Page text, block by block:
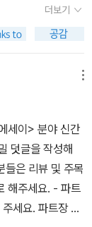
하기도 했는데,
다.' 시인은 '낙
란 인간에게는
얼마나 더 있단
러나 언제부턴
주마등처럼 떠오
고스란히 담겨
에게나 있는 것
. 그것이 이 세상
튼 숨어사는 것이
터다.그렇다면
. 그러나 가족을
련이어서 그 안
살고 싶다고 생각
보고 싶다는 생
운운할 만한 것
그렇게 한다는,
로 깊이 얽혀드는
겨나는 것이다. 네
읽지 않았던 시
감에 부끄러웠
나 시를 사 읽는
않는다’라고는
말이지만, 사람
토로하는 부분
마음의 여유가 많
실이다. 디지털
주지 않고 끊임
부문의 평가단 여
추어서 좋은 서
리시는 시간을 보
듯하더군요.덕
습니다. 앞으로
책에 대한 정보
사항 신간평가
지 않으시는 분
적게는 3~4권의
서재를 찾아 다
입견에 마음을
. 읽기 전에는 알
는 스스로도 의아
가들이 풀어낸
무언가가 있었
호기심을 자극
'님의 리뷰 (표현
돌아 우리 자신
순 없지만, 유리창
. 깊고 어둡고 춥
렇게 다양한 유리
더보기
세이> 분야 신간
덧글을 작성해
들은 리뷰 및 주목
해주세요. - 파트
세요. 파트장 관